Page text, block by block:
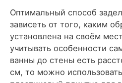
Оптимальный способ
зависеть от того, каким
установлена на своём
учитывать особенности
ванны до стены есть
см, то можно